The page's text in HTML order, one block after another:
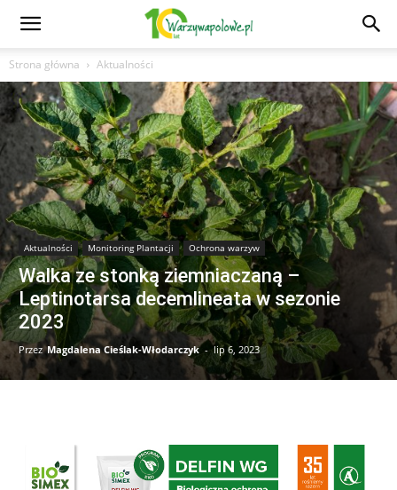
Strona główna Aktualności
Aktualności Monitoring Plantacji Ochrona warzyw
Walka ze stonką ziemniaczaną –
Leptinotarsa decemlineata w sezonie
2023
Przez Magdalena Cieślak-Włodarczyk - lip 6, 2023